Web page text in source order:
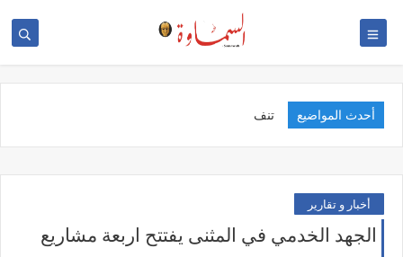
أحدث المواضيع تنفيذ مبا
أخبار و تقارير
الجهد الخدمي في المثنى يفتتح اربعة مشاريع